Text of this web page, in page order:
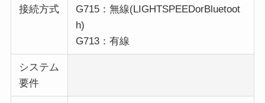
接続方式
G715：無線(LIGHTSPEEDorBluetoot
h)
G713：有線
システム
要件